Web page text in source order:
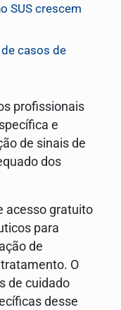
SUS crescem
casos de
profissionais
e
de sinais de
dos
acesso gratuito
para
de
O
de cuidado
desse